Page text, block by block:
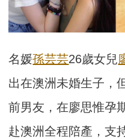
名媛孫芸芸26歲女兒
出在澳洲未婚生子，
前男友，在廖思惟孕
赴澳洲全程陪產，支